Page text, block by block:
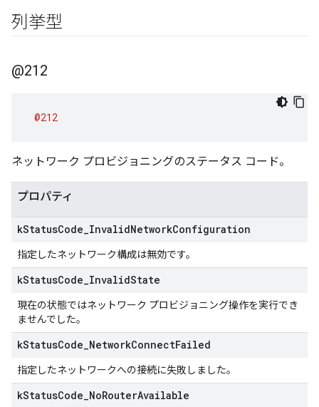
列挙型
@212
@212
ネットワーク プロビジョニングのステータス コード。
プロパティ
kStatusCode InvalidNetworkConfiguration
指定したネットワーク構成は無効です。
kStatusCode InvalidState
現在の状態ではネットワーク プロビジョニング操作を実行でき
ませんでした。
kStatusCode NetworkConnectFailed
指定したネットワークへの接続に失敗しました。
kStatusCode NoRouterAvailable